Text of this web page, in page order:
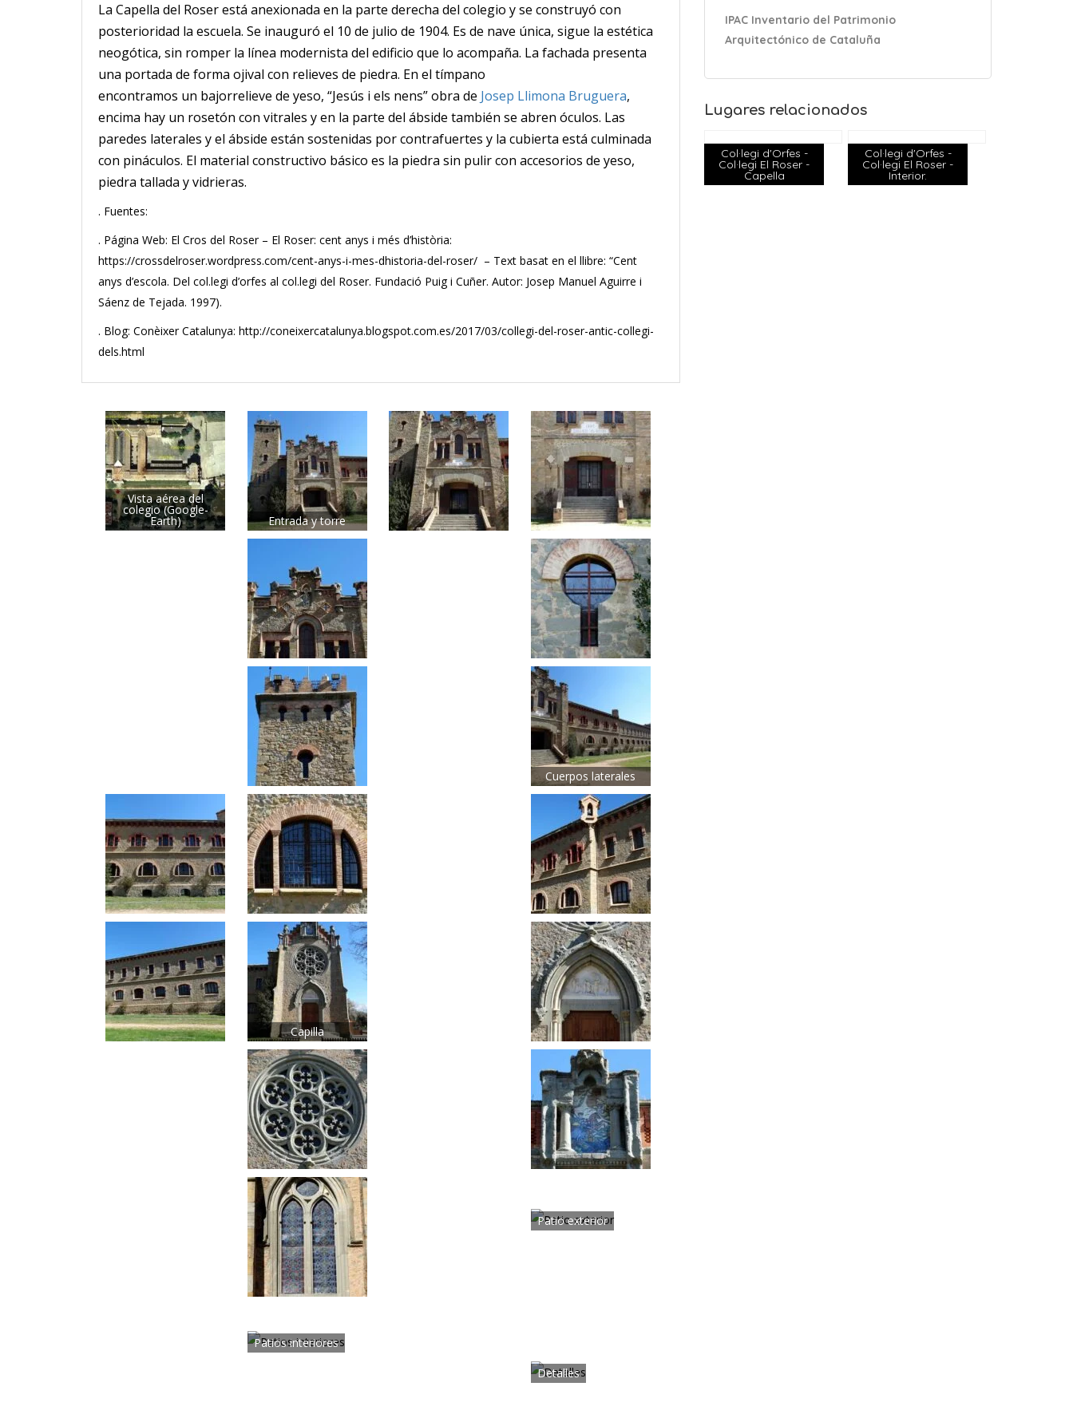
La Capella del Roser está anexionada en la parte derecha del colegio y se construyó con
posterioridad la escuela. Se inauguró el 10 de julio de 1904. Es de nave única, sigue la estética
neogótica, sin romper la línea modernista del edificio que lo acompaña. La fachada presenta
una portada de forma ojival con relieves de piedra. En el tímpano
encontramos un bajorrelieve de yeso, “Jesús i els nens” obra de Josep Llimona Bruguera,
encima hay un rosetón con vitrales y en la parte del ábside también se abren óculos. Las
paredes laterales y el ábside están sostenidas por contrafuertes y la cubierta está culminada
con pináculos. El material constructivo básico es la piedra sin pulir con accesorios de yeso,
piedra tallada y vidrieras.
. Fuentes:
. Página Web: El Cros del Roser – El Roser: cent anys i més d’història:
https://crossdelroser.wordpress.com/cent-anys-i-mes-dhistoria-del-roser/ – Text basat en el llibre: “Cent
anys d’escola. Del col.legi d’orfes al col.legi del Roser. Fundació Puig i Cuñer. Autor: Josep Manuel Aguirre i
Sáenz de Tejada. 1997).
. Blog: Conèixer Catalunya: http://coneixercatalunya.blogspot.com.es/2017/03/collegi-del-roser-antic-collegi-
dels.html
Vista aérea del
colegio (Google-
Earth) Entrada y torre
Cuerpos laterales
Capilla
Patio exterior
Patios interiores
Detalles
IPAC Inventario del Patrimonio
Arquitectónico de Cataluña
Lugares relacionados
Col·legi d'Orfes -
Col·legi El Roser -
Capella
Col·legi d'Orfes -
Col·legi El Roser -
Interior.